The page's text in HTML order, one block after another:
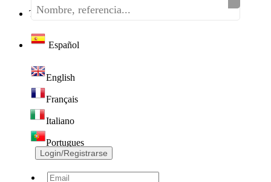
Teléfono:(+34) 968 320 046
Español
English
Français
Italiano
Portugues
Login/Registrarse